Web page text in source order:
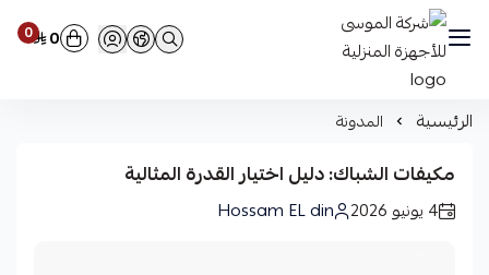
شركة الموسى للأجهزة المنزلية 0 0
الرئيسية المدونة
مكيفات الشباك: دليل اختيار القدرة المثالية
4 يونيو 2026 Hossam EL din